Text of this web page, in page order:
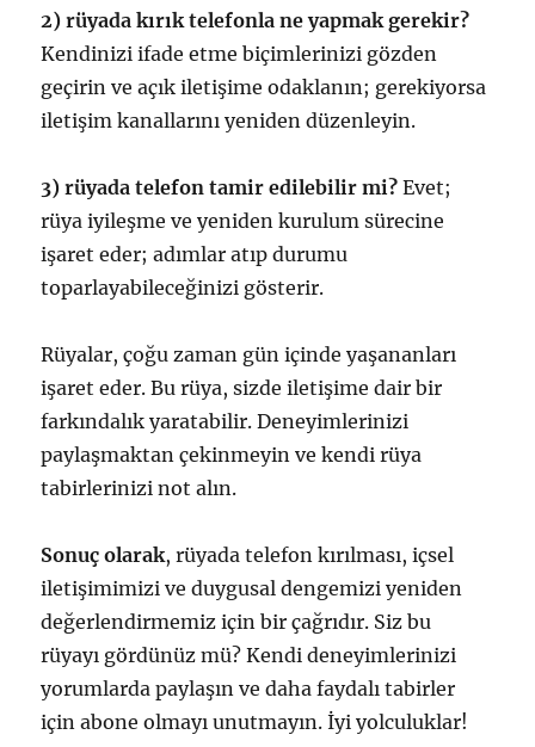
2) rüyada kırık telefonla ne yapmak gerekir?
Kendinizi ifade etme biçimlerinizi gözden
geçirin ve açık iletişime odaklanın; gerekiyorsa
iletişim kanallarını yeniden düzenleyin.
3) rüyada telefon tamir edilebilir mi? Evet;
rüya iyileşme ve yeniden kurulum sürecine
işaret eder; adımlar atıp durumu
toparlayabileceğinizi gösterir.
Rüyalar, çoğu zaman gün içinde yaşananları
işaret eder. Bu rüya, sizde iletişime dair bir
farkındalık yaratabilir. Deneyimlerinizi
paylaşmaktan çekinmeyin ve kendi rüya
tabirlerinizi not alın.
Sonuç olarak, rüyada telefon kırılması, içsel
iletişimimizi ve duygusal dengemizi yeniden
değerlendirmemiz için bir çağrıdır. Siz bu
rüyayı gördünüz mü? Kendi deneyimlerinizi
yorumlarda paylaşın ve daha faydalı tabirler
için abone olmayı unutmayın. İyi yolculuklar!